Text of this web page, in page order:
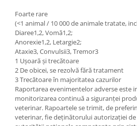
Foarte rare
(<1 animal / 10 000 de animale tratate,
Diaree1,2, Vomă1,2;
Anorexie1,2, Letargie2;
Ataxie3, Convulsii3, Tremor3
1 Ușoară și trecătoare
2 De obicei, se rezolvă fără tratament
3 Trecătoare în majoritatea cazurilor
Raportarea evenimentelor adverse este
monitorizarea continuă a siguranței
veterinar. Rapoartele se trimit, de
veterinar, fie deținătorului autorizației de